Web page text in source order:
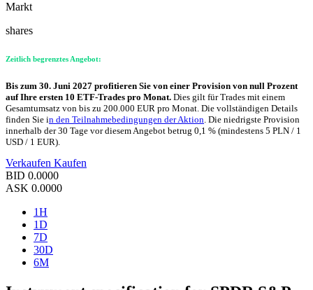
Markt
shares
Zeitlich begrenztes Angebot:
Bis zum 30. Juni 2027 profitieren Sie von einer Provision von null Prozent
auf Ihre ersten 10 ETF-Trades pro Monat. Dies gilt für Trades mit einem
Gesamtumsatz von bis zu 200.000 EUR pro Monat. Die vollständigen Details
finden Sie in den Teilnahmebedingungen der Aktion. Die niedrigste Provision
innerhalb der 30 Tage vor diesem Angebot betrug 0,1 % (mindestens 5 PLN / 1
USD / 1 EUR).
Verkaufen Kaufen
BID 0.0000
ASK 0.0000
1H
1D
7D
30D
6M